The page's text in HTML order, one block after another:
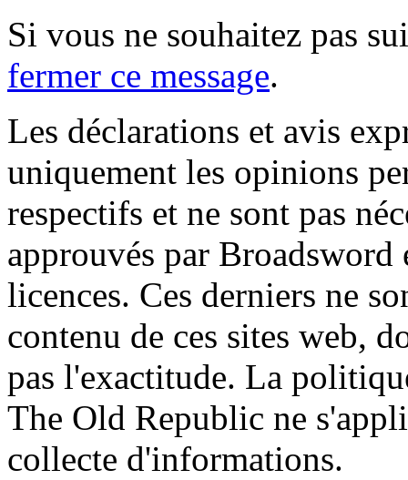
Si vous ne souhaitez pas
fermer ce message.
Les déclarations et avis
uniquement les opinions
respectifs et ne sont pas
approuvés par
licences. Ces derniers ne
contenu de ces sites web,
pas l'exactitude. La
The Old Republic ne
collecte d'informations.